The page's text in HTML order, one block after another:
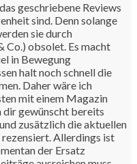
geschriebene Reviews
sind. Denn solange
sie durch
Co.) obsolet. Es macht
in Bewegung
halt noch schnell die
Daher wäre ich
mit einem Magazin
gewünscht bereits
zusätzlich die aktuellen
rezensiert. Allerdings ist
der Ersatz